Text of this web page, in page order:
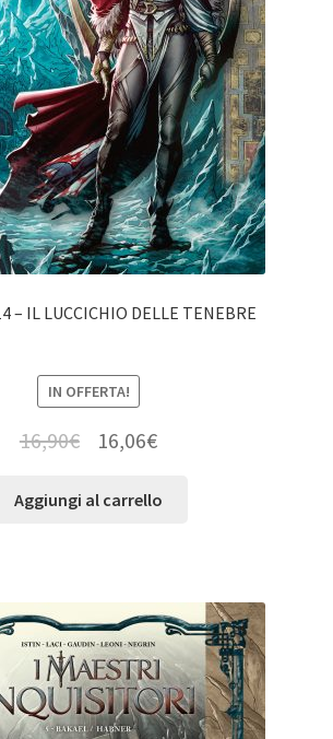
– IL LUCCICHIO DELLE TENEBRE
IN OFFERTA!
16,90€ 16,06€
Aggiungi al carrello